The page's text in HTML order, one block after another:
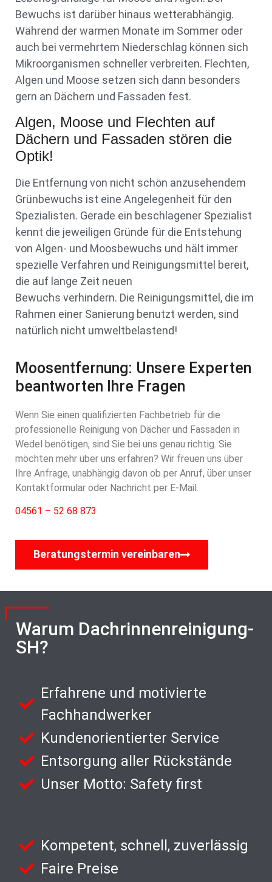
Bewuchs ist darüber hinaus wetterabhängig.
Während der warmen Monate im Sommer oder
auch bei vermehrtem Niederschlag können sich
Mikroorganismen schneller verbreiten. Flechten,
Algen und Moose setzen sich dann besonders
gern an Dächern und Fassaden fest.
Algen, Moose und Flechten auf
Dächern und Fassaden stören die
Optik!
Die Entfernung von nicht schön anzusehendem
Grünbewuchs ist eine Angelegenheit für den
Spezialisten. Gerade ein beschlagener Spezialist
kennt die jeweiligen Gründe für die Entstehung
von Algen- und Moosbewuchs und hält immer
spezielle Verfahren und Reinigungsmittel bereit,
die auf lange Zeit neuen
Bewuchs verhindern. Die Reinigungsmittel, die im
Rahmen einer Sanierung benutzt werden, sind
natürlich nicht umweltbelastend!
Moosentfernung: Unsere Experten
beantworten Ihre Fragen
Wenn Sie einen qualifizierten Fachbetrieb für die
professionelle Reinigung von Dächer und Fassaden in
Wedel benötigen, sind Sie bei uns genau richtig. Sie
möchten mehr über uns erfahren? Wir freuen uns über
Ihre Anfrage, unabhängig davon ob per Anruf, über unser
Kontaktformular oder Nachricht per E-Mail.
04561 – 52 68 873
Beratungstermin vereinbaren
Warum Dachrinnenreinigung-
SH?
Erfahrene und motivierte
Fachhandwerker
Kundenorientierter Service
Entsorgung aller Rückstände
Unser Motto: Safety first
Kompetent, schnell, zuverlässig
Faire Preise